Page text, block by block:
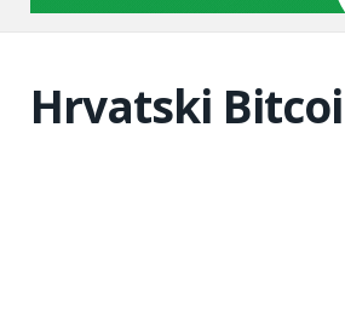
Hrvatski